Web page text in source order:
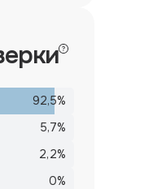
92,5%
5,7%
2,2%
0%